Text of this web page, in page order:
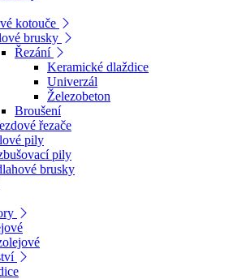
kotouče
brusky
Řezání
Keramické dlaždice
Univerzál
Železobeton
Broušení
řezače
pily
pily
brusky